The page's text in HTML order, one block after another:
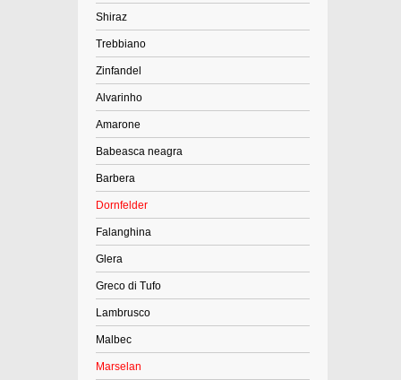
Shiraz
Trebbiano
Zinfandel
Alvarinho
Amarone
Babeasca neagra
Barbera
Dornfelder
Falanghina
Glera
Greco di Tufo
Lambrusco
Malbec
Marselan